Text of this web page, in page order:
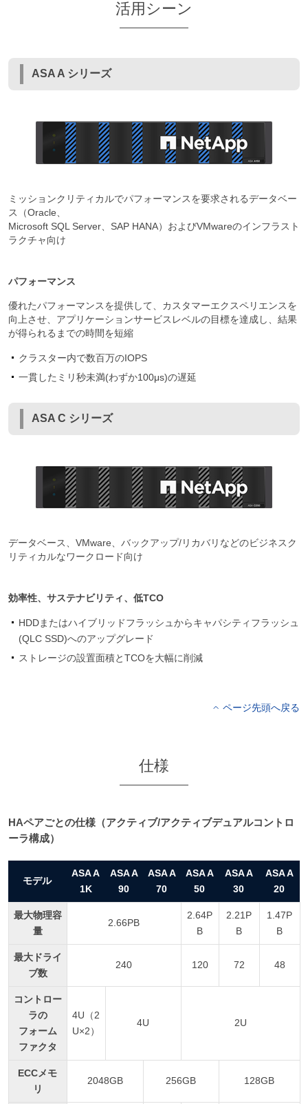
活用シーン
ASA A シリーズ
ミッションクリティカルでパフォーマンスを要求されるデータベー
ス（Oracle、
Microsoft SQL Server、SAP HANA）およびVMwareのインフラスト
ラクチャ向け
パフォーマンス
優れたパフォーマンスを提供して、カスタマーエクスペリエンスを
向上させ、アプリケーションサービスレベルの目標を達成し、結果
が得られるまでの時間を短縮
クラスター内で数百万のIOPS
一貫したミリ秒未満(わずか100μs)の遅延
ASA C シリーズ
データベース、VMware、バックアップ/リカバリなどのビジネスク
リティカルなワークロード向け
効率性、サステナビリティ、低TCO
HDDまたはハイブリッドフラッシュからキャパシティフラッシュ
(QLC SSD)へのアップグレード
ストレージの設置面積とTCOを大幅に削減
ページ先頭へ戻る
仕様
HAペアごとの仕様（アクティブ/アクティブデュアルコントロ
ーラ構成）
モデル
ASA A
1K
ASA A
90
ASA A
70
ASA A
50
ASA A
30
ASA A
20
最大物理容
量
2.66PB
2.64P
B
2.21P
B
1.47P
B
最大ドライ
ブ数
240 120 72 48
コントロー
ラの
フォーム
ファクタ
4U（2
U×2）
4U 2U
ECCメモ
リ
2048GB 256GB 128GB